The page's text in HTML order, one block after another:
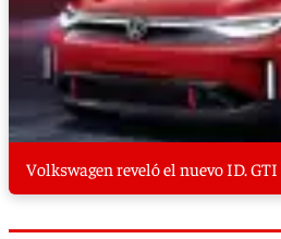
Volkswagen reveló el nuevo ID. GTI